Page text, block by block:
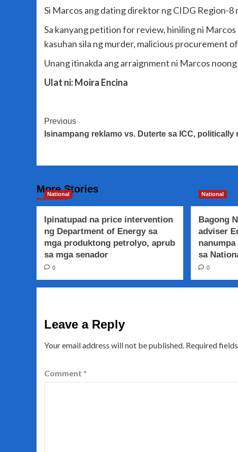
Si Marcos ang dating direktor ng CIDG Region-8
Sa kanyang petition for review, hiniling ni
kasuhan sila ng murder, malicious procurement
Unang itinakda ang arraignment ni Marcos
Ulat ni: Moira Encina
Post
Navigation
Previous
Isinampang reklamo vs. Duterte sa ICC, politically
More Stories
National
Ipinatupad na price intervention
ng Department of Energy sa
mga produktong petrolyo, aprub
sa mga senador
0
National
Bagong
adviser
sa
0
Leave a Reply
Your email address will not be published. Required
Comment *